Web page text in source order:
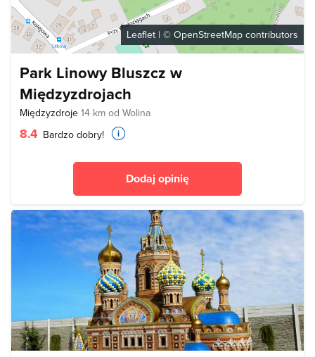
Leaflet | © OpenStreetMap contributors
Park Linowy Bluszcz w
Międzyzdrojach
Międzyzdroje 14 km od Wolina
8.4 Bardzo dobry!
Dodaj opinię